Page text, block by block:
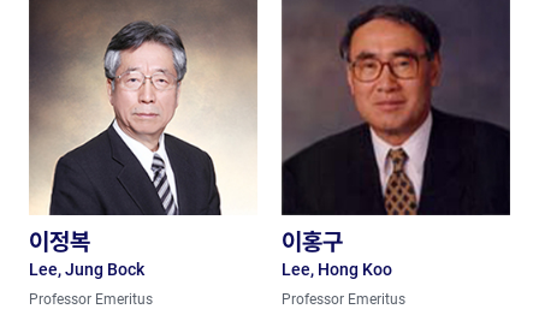
이정복
Lee, Jung Bock
Professor Emeritus
이홍구
Lee, Hong Koo
Professor Emeritus